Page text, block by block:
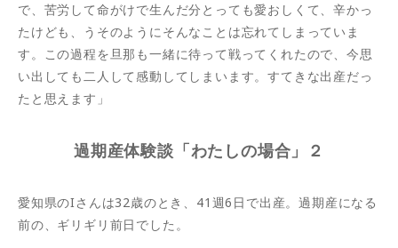
で、苦労して命がけで生んだ分とっても愛おしくて、辛かっ
たけども、うそのようにそんなことは忘れてしまっていま
す。この過程を旦那も一緒に待って戦ってくれたので、今思
い出しても二人して感動してしまいます。すてきな出産だっ
たと思えます」
過期産体験談「わたしの場合」２
愛知県のIさんは32歳のとき、41週6日で出産。過期産になる
前の、ギリギリ前日でした。